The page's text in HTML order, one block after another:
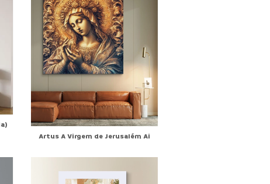
Artus A Virgem de Jerusalém Ai